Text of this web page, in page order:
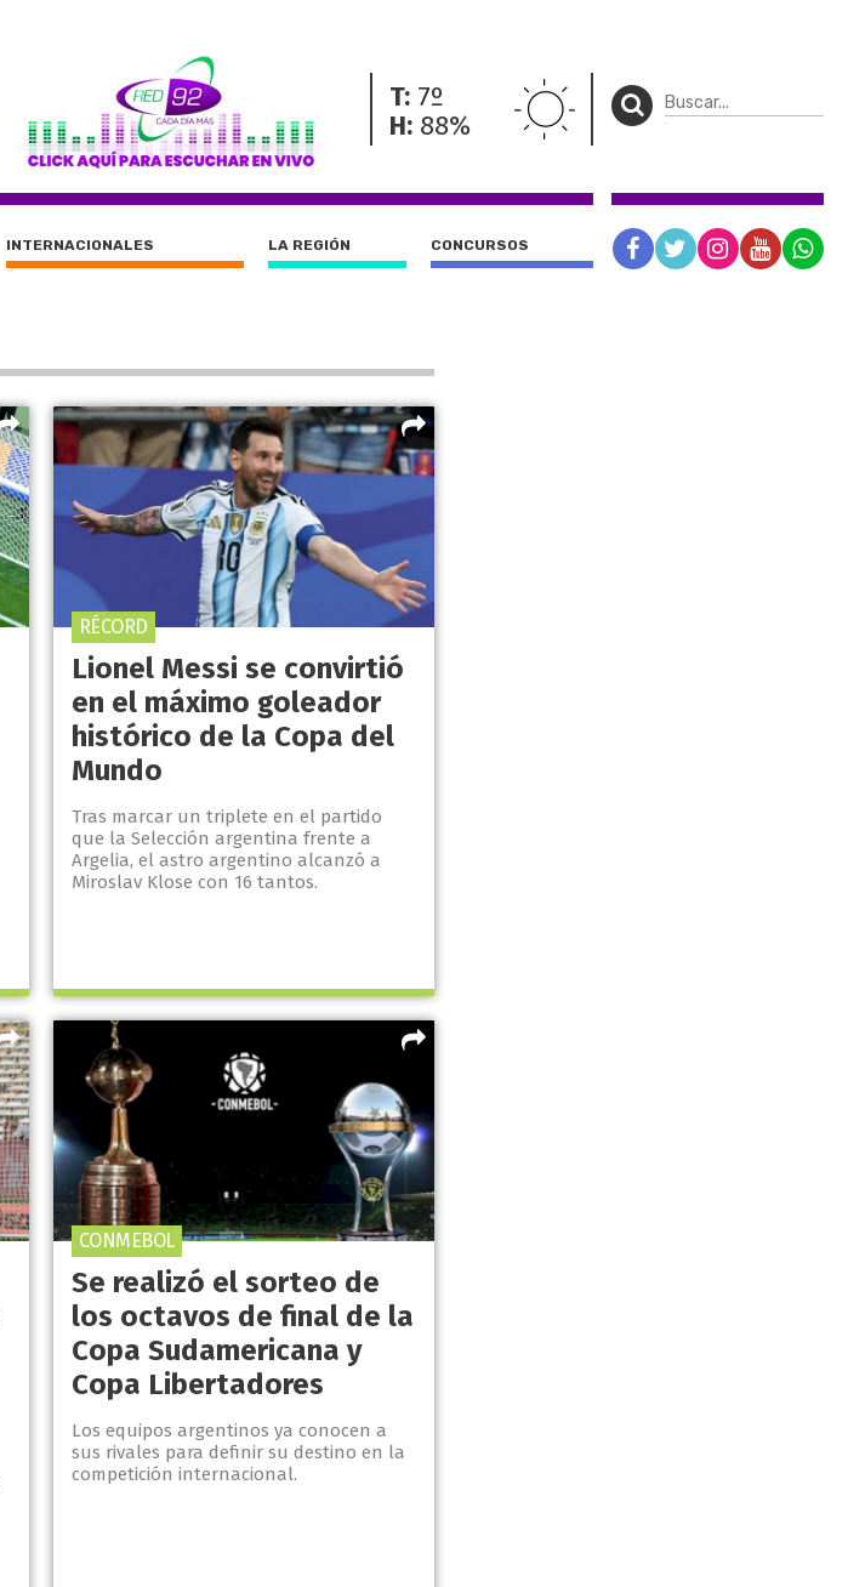
T: 7º
H: 88%
INTERNACIONALES LA REGIÓN CONCURSOS
Lionel Messi se convirtió
en el máximo goleador
histórico de la Copa del
Mundo
Tras marcar un triplete en el partido
que la Selección argentina frente a
Argelia, el astro argentino alcanzó a
Miroslav Klose con 16 tantos.
RÉCORD
Se realizó el sorteo de
los octavos de final de la
Copa Sudamericana y
Copa Libertadores
Los equipos argentinos ya conocen a
sus rivales para definir su destino en la
competición internacional.
CONMEBOL